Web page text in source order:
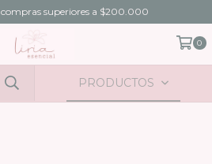
superiores a $200.000
0
PRODUCTOS